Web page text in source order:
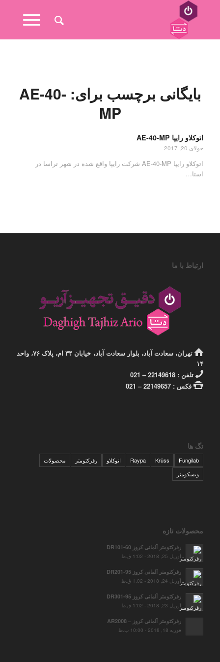
بایگانی برچسب برای: AE-40-
MP
اتوکلاو رایپا AE-40-MP
جولای 20, 2017
اتوکلاو رایپا AE-40-MP شرکت رایپا واقع شده در شهر تراسا در
استا…
ارتباط با ما
تهران، سعادت آباد، بلوار سعادت آباد، خیابان ۳۴ ام، پلاک ۷۶، واحد
۱۴
تلفن : 22149618 – 021
فکس : 22149657 – 021
تگ ها
Fungilab
Krüss
Raypa اتوکلاو رفرکتومتر
محصولات
ویسکومتر
محصولات تازه
رفرکتومتر آلمانی کروز DR101-60
آوریل 25, 2018 - 1:02 ق.ظ
رفرکتومتر آلمانی کروز DR201-95
آوریل 24, 2018 - 1:02 ق.ظ
رفرکتومتر آلمانی کروز DR301-95
آوریل 23, 2018 - 1:02 ق.ظ
رفرکتومتر آلمانی کروز – AR2008
فوریه 18, 2018 - 10:00 ب.ظ